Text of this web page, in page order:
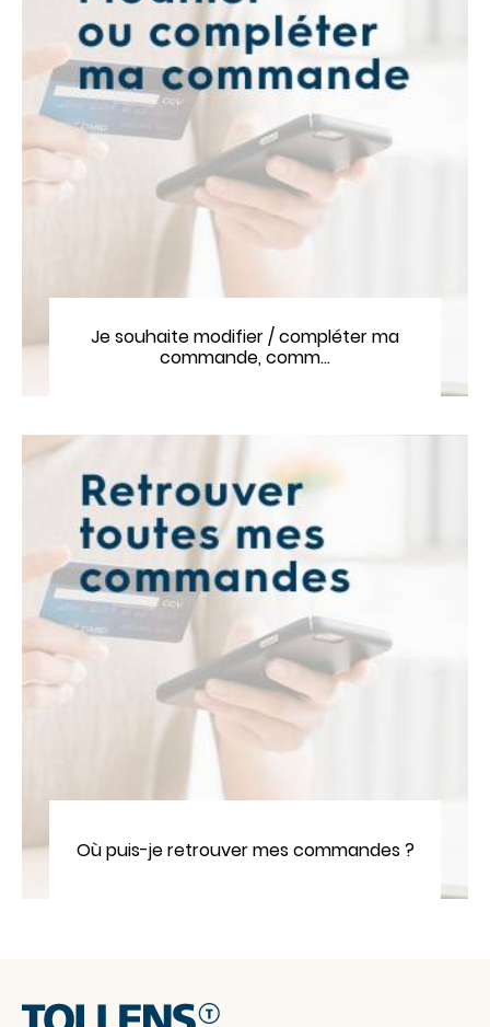
Je souhaite modifier / compléter ma
commande, comm…
Où puis-je retrouver mes commandes ?